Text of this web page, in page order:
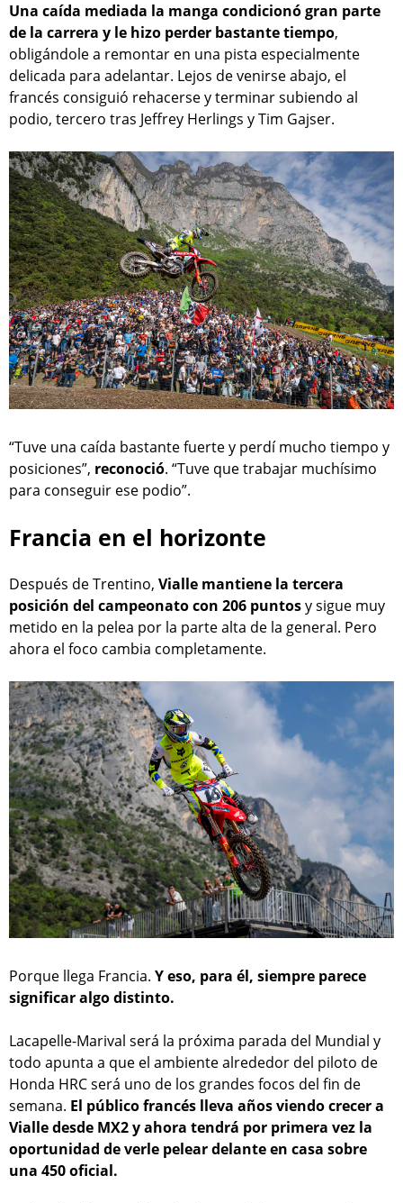
Una caída mediada la manga condicionó gran parte
de la carrera y le hizo perder bastante tiempo,
obligándole a remontar en una pista especialmente
delicada para adelantar. Lejos de venirse abajo, el
francés consiguió rehacerse y terminar subiendo al
podio, tercero tras Jeffrey Herlings y Tim Gajser.
“Tuve una caída bastante fuerte y perdí mucho tiempo y
posiciones”, reconoció. “Tuve que trabajar muchísimo
para conseguir ese podio”.
Francia en el horizonte
Después de Trentino, Vialle mantiene la tercera
posición del campeonato con 206 puntosy sigue muy
metido en la pelea por la parte alta de la general. Pero
ahora el foco cambia completamente.
Porque llega Francia. Y eso, para él, siempre parece
significar algo distinto.
Lacapelle-Marival será la próxima parada del Mundial y
todo apunta a que el ambiente alrededor del piloto de
Honda HRC será uno de los grandes focos del fin de
semana. El público francés lleva años viendo crecer a
Vialle desde MX2 y ahora tendrá por primera vez la
oportunidad de verle pelear delante en casa sobre
una 450 oficial.